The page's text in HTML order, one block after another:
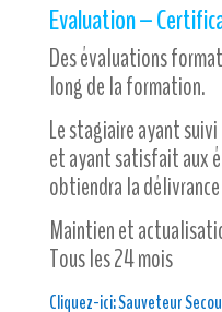
Evaluation –
Des évaluations
long de la formation.
Le stagiaire ayant
et ayant satisfait aux
obtiendra la
Maintien et
Tous les 24 mois
Cliquez-ici: Sauveteur